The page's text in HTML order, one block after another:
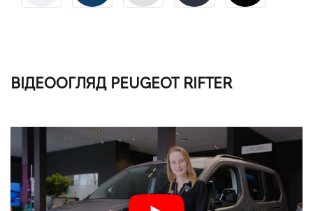
ВІДЕООГЛЯД PEUGEOT RIFTER